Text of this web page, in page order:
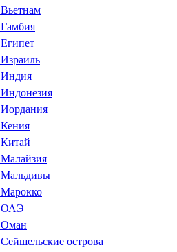
Вьетнам
Гамбия
Египет
Израиль
Индия
Индонезия
Иордания
Кения
Китай
Малайзия
Мальдивы
Марокко
ОАЭ
Оман
Сейшельские острова